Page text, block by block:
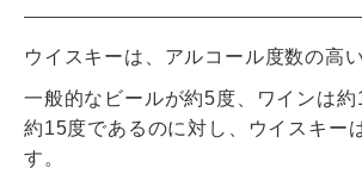
ウイスキーは、アルコール度数の高
一般的なビールが約5度、ワインは
約15度であるのに対し、ウイスキー
す。